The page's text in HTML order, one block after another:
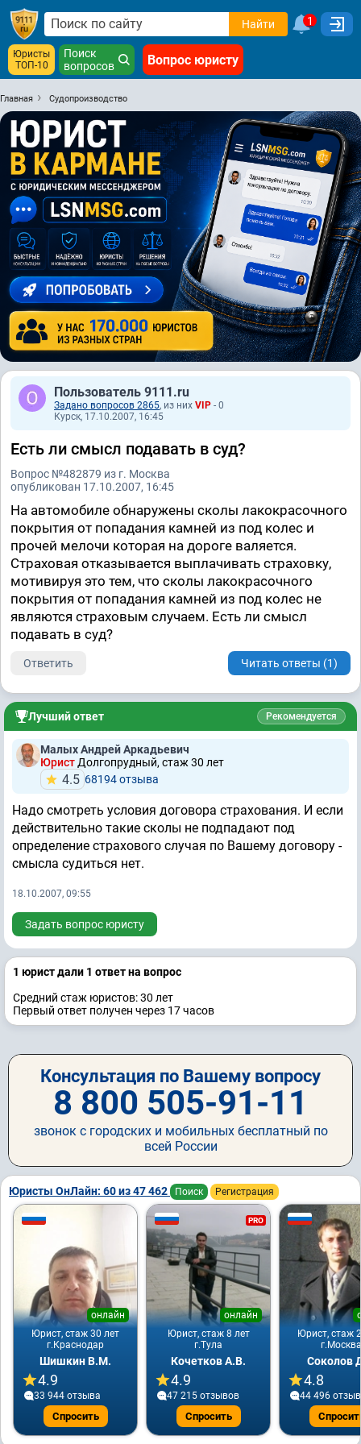
Найти 1
Юристы
ТОП-10
Поиск
вопросов
Вопрос юристу
Главная Судопроизводство
Пользователь 9111.ru
Задано вопросов 2865, из них VIP - 0
Курск, 17.10.2007, 16:45
Есть ли смысл подавать в суд?
Вопрос №482879 из г. Москва
опубликован 17.10.2007, 16:45
На автомобиле обнаружены сколы лакокрасочного
покрытия от попадания камней из под колес и
прочей мелочи которая на дороге валяется.
Страховая отказывается выплачивать страховку,
мотивируя это тем, что сколы лакокрасочного
покрытия от попадания камней из под колес не
являются страховым случаем. Есть ли смысл
подавать в суд?
Ответить Читать ответы (1)
Лучший ответ Рекомендуется
Малых Андрей Аркадьевич
Юрист Долгопрудный, стаж 30 лет
4.5 68194 отзывa
Надо смотреть условия договора страхования. И если
действительно такие сколы не подпадают под
определение страхового случая по Вашему договору -
смысла судиться нет.
18.10.2007, 09:55
Задать вопрос юристу
1 юрист дали 1 ответ на вопрос
Средний стаж юристов: 30 лет
Первый ответ получен через 17 часов
Консультация по Вашему вопросу
8 800 505-91-11
звонок с городских и мобильных бесплатный по
всей России
Юристы ОнЛайн: 60 из 47 462 Поиск Регистрация
Юрист, стаж 30 лет
онлайн
г.Краснодар
Шишкин В.М.
4.9
33 944 отзывa
Спросить
PRO
Юрист, стаж 8 лет
онлайн
г.Тула
Кочетков А.В.
4.9
47 215 отзывов
Спросить
Юрист, стаж
г.Москва
Соколов
4.8
44 496